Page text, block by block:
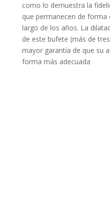
como lo demuestra la
que permanecen de
largo de los años. La
de este bufete (más de
mayor garantía de que su
forma más adecuada